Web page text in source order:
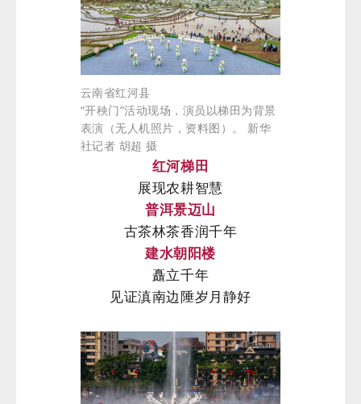
云南省红河县
“开秧门”活动现场，演员以梯田为背景
表演（无人机照片，资料图）。 新华
社记者 胡超 摄
红河梯田
展现农耕智慧
普洱景迈山
古茶林茶香润千年
建水朝阳楼
矗立千年
见证滇南边陲岁月静好